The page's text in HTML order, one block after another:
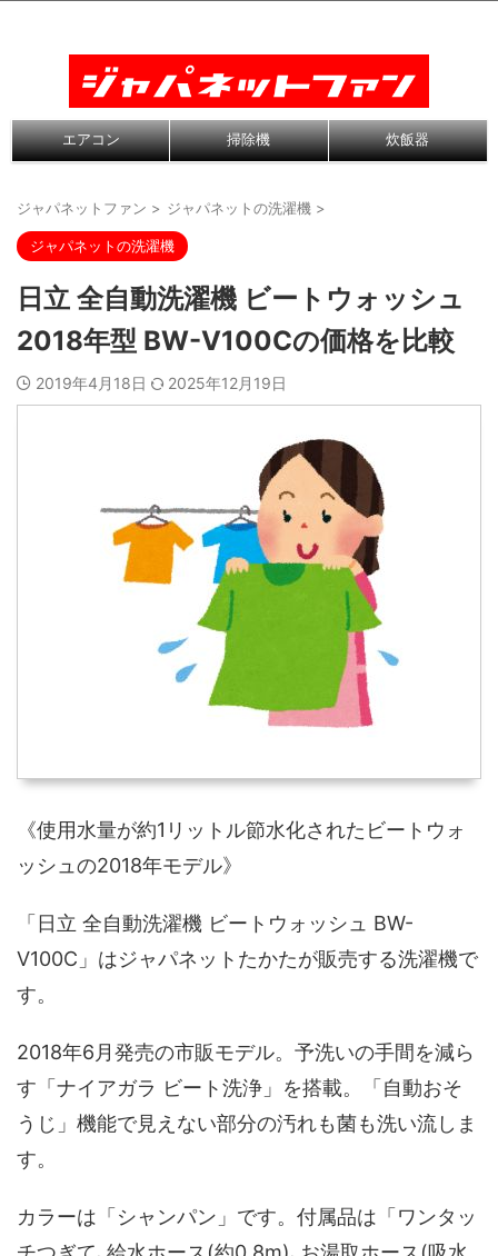
エアコン 掃除機 炊飯器
ジャパネットファン > ジャパネットの洗濯機 >
ジャパネットの洗濯機
日立 全自動洗濯機 ビートウォッシュ
2018年型 BW-V100Cの価格を比較
2019年4月18日 2025年12月19日
《使用水量が約1リットル節水化されたビートウォ
ッシュの2018年モデル》
「日立 全自動洗濯機 ビートウォッシュ BW-
V100C」はジャパネットたかたが販売する洗濯機で
す。
2018年6月発売の市販モデル。予洗いの手間を減ら
す「ナイアガラ ビート洗浄」を搭載。「自動おそ
うじ」機能で見えない部分の汚れも菌も洗い流しま
す。
カラーは「シャンパン」です。付属品は「ワンタッ